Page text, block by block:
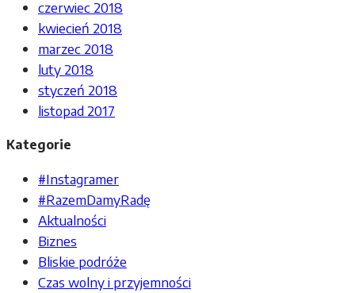
czerwiec 2018
kwiecień 2018
marzec 2018
luty 2018
styczeń 2018
listopad 2017
Kategorie
#Instagramer
#RazemDamyRadę
Aktualności
Biznes
Bliskie podróże
Czas wolny i przyjemności